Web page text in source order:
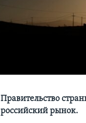
Правительство
российский рынок.